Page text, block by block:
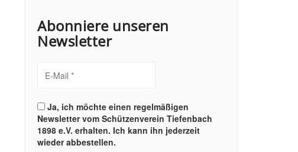
Abonniere unseren
Newsletter
Ja, ich möchte einen regelmäßigen
Newsletter vom Schützenverein Tiefenbach
1898 e.V. erhalten. Ich kann ihn jederzeit
wieder abbestellen.